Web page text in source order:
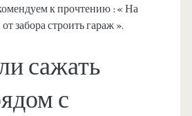
к прочтению : « На
забора строить гараж ».
сажать
с